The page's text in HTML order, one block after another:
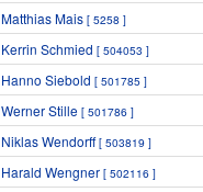
Matthias Mais [ 5258 ]
Kerrin Schmied [ 504053 ]
Hanno Siebold [ 501785 ]
Werner Stille [ 501786 ]
Niklas Wendorff[ 503819 ]
Harald Wengner [ 502116 ]